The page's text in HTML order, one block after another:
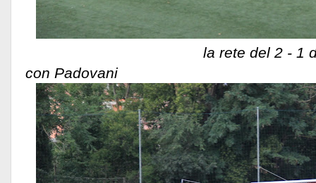
la rete del 2 - 1
con Padovani